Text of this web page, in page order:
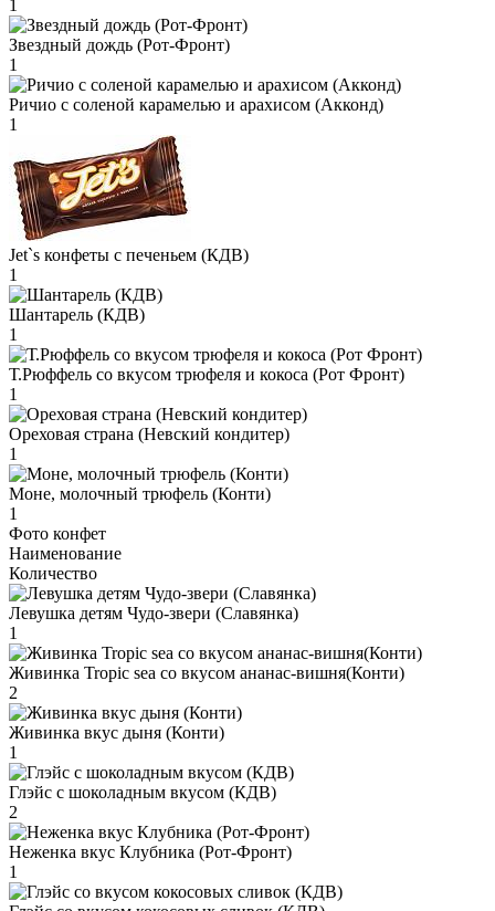
1
Звездный дождь (Рот-Фронт)
1
Ричио с соленой карамелью и арахисом (Акконд)
1
Jet`s конфеты с печеньем (КДВ)
1
Шантарель (КДВ)
1
Т.Рюффель со вкусом трюфеля и кокоса (Рот Фронт)
1
Ореховая страна (Невский кондитер)
1
Моне, молочный трюфель (Конти)
1
Фото конфет
Наименование
Количество
Левушка детям Чудо-звери (Славянка)
1
Живинка Tropic sea со вкусом ананас-вишня(Конти)
2
Живинка вкус дыня (Конти)
1
Глэйс с шоколадным вкусом (КДВ)
2
Неженка вкус Клубника (Рот-Фронт)
1